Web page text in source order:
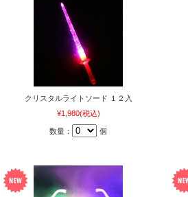
クリスタルライトソード １２入
¥1,980(税込)
数量： 個